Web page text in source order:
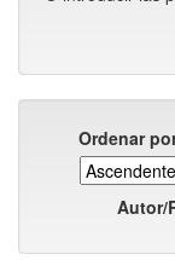
Ordenar
Autor/